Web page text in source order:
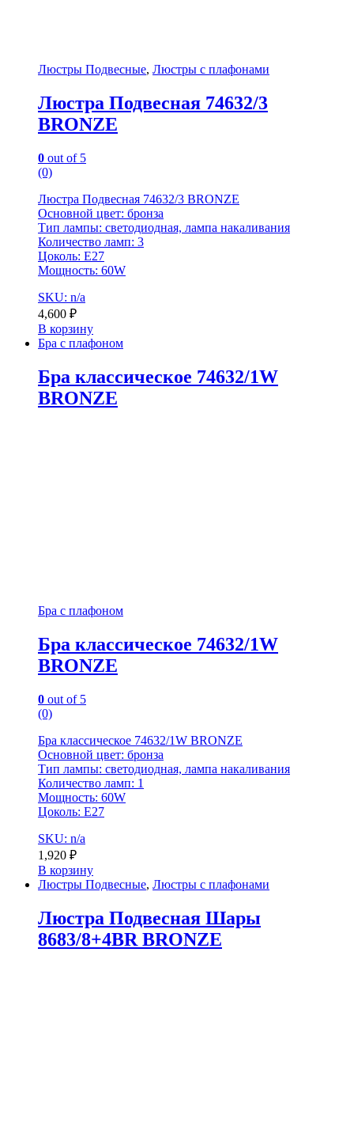
Люстры Подвесные, Люстры с плафонами
Люстра Подвесная 74632/3
BRONZE
0 out of 5
(0)
Люстра Подвесная 74632/3 BRONZE
Основной цвет: бронза
Тип лампы: светодиодная, лампа накаливания
Количество ламп: 3
Цоколь: E27
Мощность: 60W
SKU: n/a
4,600 ₽
В корзину
Бра с плафоном
Бра классическое 74632/1W
BRONZE
Бра с плафоном
Бра классическое 74632/1W
BRONZE
0 out of 5
(0)
Бра классическое 74632/1W BRONZE
Основной цвет: бронза
Тип лампы: светодиодная, лампа накаливания
Количество ламп: 1
Мощность: 60W
Цоколь: Е27
SKU: n/a
1,920 ₽
В корзину
Люстры Подвесные, Люстры с плафонами
Люстра Подвесная Шары
8683/8+4BR BRONZE